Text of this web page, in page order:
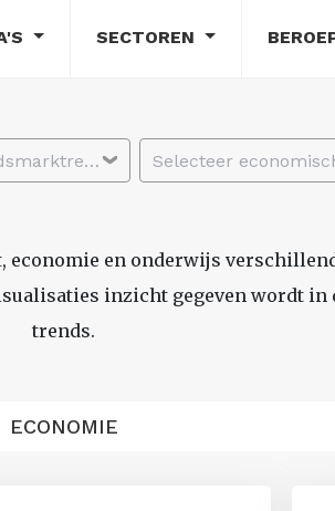
SECTOREN
Selecteer arbeidsmarktregio
en onderwijs
inzicht gegeven wordt
trends.
ECONOMIE